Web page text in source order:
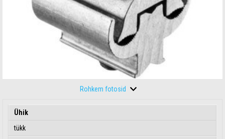
Rohkem fotosid
Ühik
tükk